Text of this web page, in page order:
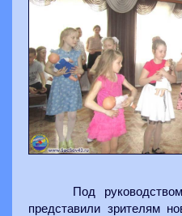
Под
представили зрителям